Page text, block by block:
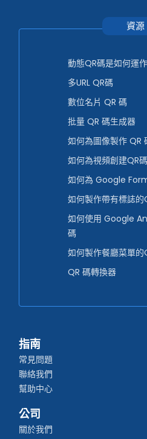
資源
動態QR碼是如何運
多URL QR碼
數位名片 QR 碼
批量 QR 碼生成器
如何為圖像製作 QR
如何為視頻創建QR碼
如何為 Google
如何製作帶有標誌的
如何使用 Google
碼
如何製作餐廳菜單的
QR 碼轉換器
指南
常見問題
聯絡我們
幫助中心
公司
關於我們